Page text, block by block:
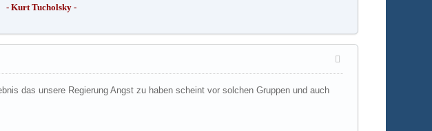
- Kurt Tucholsky -
das unsere Regierung Angst zu haben scheint vor solchen Gruppen und auch